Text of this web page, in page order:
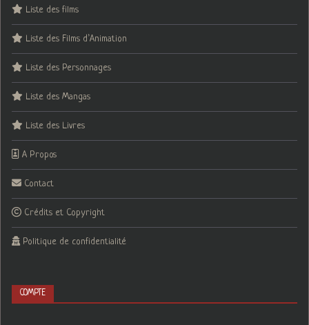
Liste des films
Liste des Films d’Animation
Liste des Personnages
Liste des Mangas
Liste des Livres
A Propos
Contact
Crédits et Copyright
Politique de confidentialité
COMPTE